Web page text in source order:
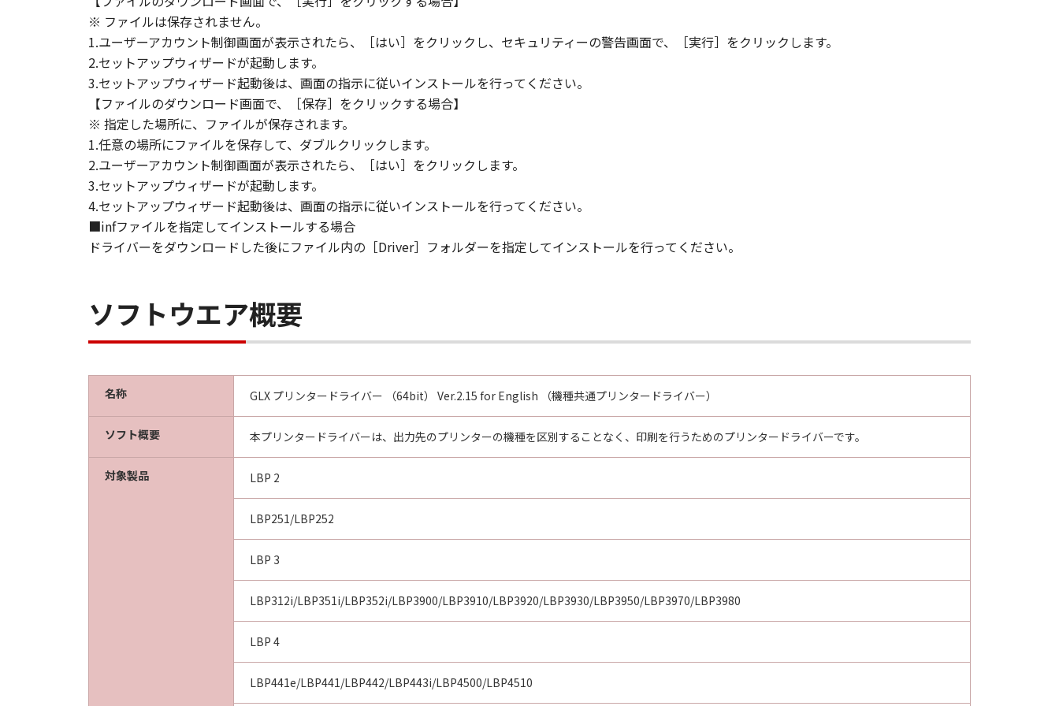
ACKNOWLEDGE THAT YOU HAVE READ THIS AGREEMENT, UNDERSTOOD IT, AND AGREE TO BE BOUND BY ITS TERMS AND
CONDITIONS. YOU ALSO AGREE THAT THIS AGREEMENT IS THE COMPLETE AND EXCLUSIVE STATEMENT OF AGREEMENT
BETWEEN YOU AND CANON CONCERNING THE SUBJECT MATTER HEREOF AND SUPERSEDES ALL PROPOSALS OR PRIOR
AGREEMENTS, VERBAL OR WRITTEN, AND ANY OTHER COMMUNICATIONS BETWEEN YOU AND CANON RELATING TO THE
SUBJECT MATTER HEREOF. NO AMENDMENT TO THIS AGREEMENT SHALL BE EFFECTIVE UNLESS SIGNED BY A DULY
AUTHORISED REPRESENTATIVE OF CANON.
Should you have any questions concerning this Agreement, or if you desire to contact Canon for any reason, please write to
Canon's sales subsidiary or distributor/dealer, serving the country where you obtained the Products.
No.026799
※ ファイルは保存されません。
1.ユーザーアカウント制御画面が表示されたら、［はい］をクリックし、セキュリティーの警告画面で、［実行］をクリックします。
2.セットアップウィザードが起動します。
3.セットアップウィザード起動後は、画面の指示に従いインストールを行ってください。
【ファイルのダウンロード画面で、［保存］をクリックする場合】
※ 指定した場所に、ファイルが保存されます。
1.任意の場所にファイルを保存して、ダブルクリックします。
2.ユーザーアカウント制御画面が表示されたら、［はい］をクリックします。
3.セットアップウィザードが起動します。
4.セットアップウィザード起動後は、画面の指示に従いインストールを行ってください。
■infファイルを指定してインストールする場合
ドライバーをダウンロードした後にファイル内の［Driver］フォルダーを指定してインストールを行ってください。
ソフトウエア概要
名称 GLX プリンタードライバー （64bit） Ver.2.15 for English （機種共通プリンタードライバー）
ソフト概要 本プリンタードライバーは、出力先のプリンターの機種を区別することなく、印刷を行うためのプリンタードライバーです。
対象製品 LBP 2
LBP251/LBP252
LBP 3
LBP312i/LBP351i/LBP352i/LBP3900/LBP3910/LBP3920/LBP3930/LBP3950/LBP3970/LBP3980
LBP 4
LBP441e/LBP441/LBP442/LBP443i/LBP4500/LBP4510